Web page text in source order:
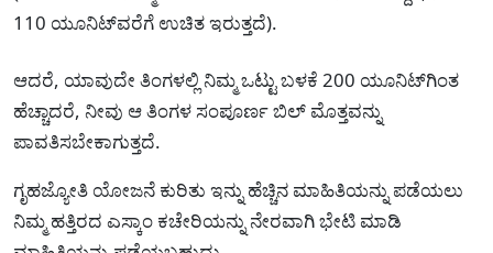
110 ಯೂನಿಟ್‌ವರೆಗೆ ಉಚಿತ ಇರುತ್ತದೆ).
ಆದರೆ, ಯಾವುದೇ ತಿಂಗಳಲ್ಲಿ ನಿಮ್ಮ ಒಟ್ಟು ಬಳಕೆ 200 ಯೂನಿಟ್‌ಗಿಂತ
ಹೆಚ್ಚಾದರೆ, ನೀವು ಆ ತಿಂಗಳ ಸಂಪೂರ್ಣ ಬಿಲ್ ಮೊತ್ತವನ್ನು
ಪಾವತಿಸಬೇಕಾಗುತ್ತದೆ.
ಗೃಹಜ್ಯೋತಿ ಯೋಜನೆ ಕುರಿತು ಇನ್ನು ಹೆಚ್ಚಿನ ಮಾಹಿತಿಯನ್ನು ಪಡೆಯಲು
ನಿಮ್ಮ ಹತ್ತಿರದ ಎಸ್ಕಾಂ ಕಚೇರಿಯನ್ನು ನೇರವಾಗಿ ಭೇಟಿ ಮಾಡಿ